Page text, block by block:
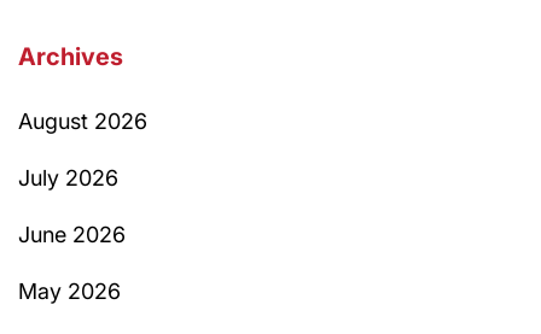
Archives
August 2026
July 2026
June 2026
May 2026